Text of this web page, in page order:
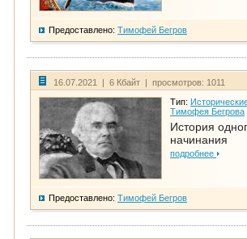
Предоставлено: Тимофей Бегров
16.07.2021 | 6 Кбайт | просмотров: 1011
Тип:
Тимофея Бегрова
История
начинания
подробнее
Предоставлено: Тимофей Бегров